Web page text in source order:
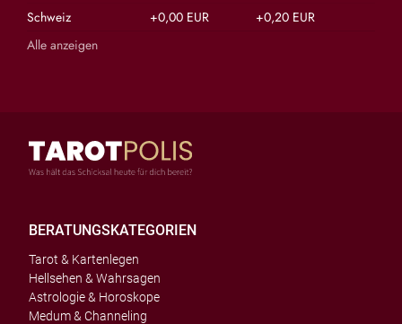
Schweiz
+0,00 EUR
+0,20 EUR
Alle anzeigen
BERATUNGSKATEGORIEN
Tarot & Kartenlegen
Hellsehen & Wahrsagen
Astrologie & Horoskope
Medum & Channeling